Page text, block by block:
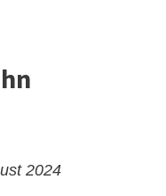
2024